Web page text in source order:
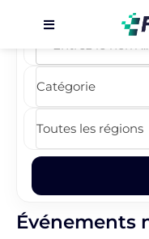
Carte
Événements
Localisation
Événements